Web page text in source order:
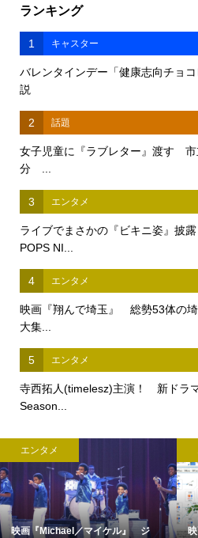
ランキング
1 キャスター
バレンタインデー「健康志向チョ
説
2 話題
女子児童に『ラブレター』渡す
分 ...
3 エンタメ
ライブでまさかの『ビキニ姿』披
POPS NI...
4 エンタメ
映画『翔んで埼玉』 総勢53体の
大集...
5 エンタメ
寺西拓人(timelesz)主演！ 新ドラ
Season...
エンタメ
映画『Michael／マイケル』 ジ